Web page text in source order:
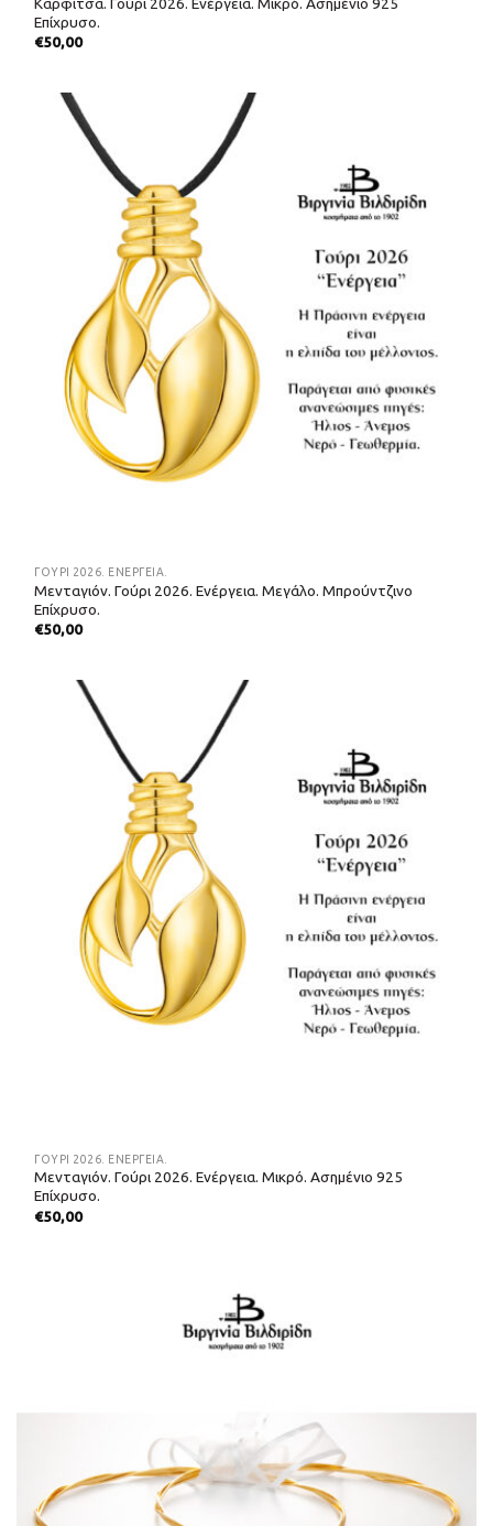
Επίχρυσο.
€50,00
ΓΟΎΡΙ 2026. ΕΝΈΡΓΕΙΑ.
Μενταγιόν. Γούρι 2026. Ενέργεια. Μεγάλο. Μπρούντζινο
Επίχρυσο.
€50,00
ΓΟΎΡΙ 2026. ΕΝΈΡΓΕΙΑ.
Μενταγιόν. Γούρι 2026. Ενέργεια. Μικρό. Ασημένιο 925
Επίχρυσο.
€50,00